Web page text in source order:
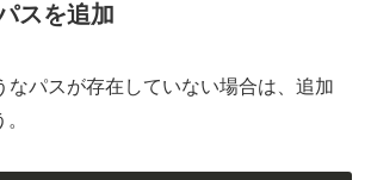
スを追加
なパスが存在していない場合は、追加